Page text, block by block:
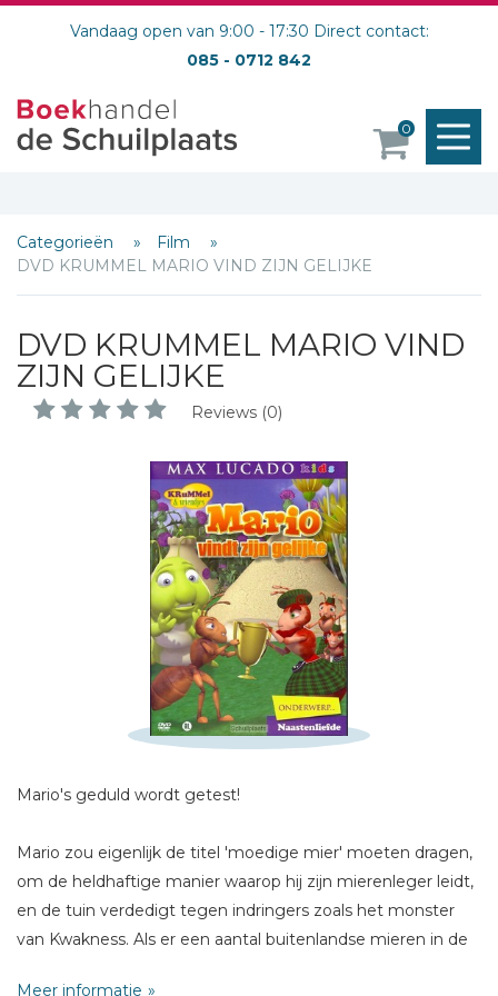
Vandaag open van 9:00 - 17:30 Direct contact:
085 - 0712 842
0
Categorieën
Film
DVD KRUMMEL MARIO VIND ZIJN GELIJKE
DVD KRUMMEL MARIO VIND
ZIJN GELIJKE
Reviews (0)
Mario's geduld wordt getest!
Mario zou eigenlijk de titel 'moedige mier' moeten dragen,
om de heldhaftige manier waarop hij zijn mierenleger leidt,
en de tuin verdedigt tegen indringers zoals het monster
van Kwakness. Als er een aantal buitenlandse mieren in de
Meer informatie
Schrijf hieronder je review!
* = verplicht